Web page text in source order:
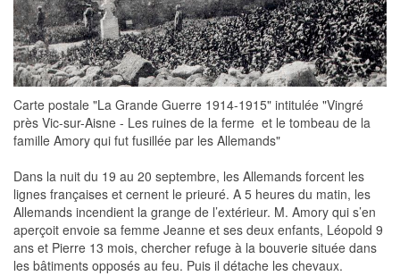
Carte postale "La Grande Guerre 1914-1915" intitulée "Vingré
près Vic-sur-Aisne - Les ruines de la ferme et le tombeau de la
famille Amory qui fut fusillée par les Allemands"
Dans la nuit du 19 au 20 septembre, les Allemands forcent les
lignes françaises et cernent le prieuré. A 5 heures du matin, les
Allemands incendient la grange de l’extérieur. M. Amory qui s’en
aperçoit envoie sa femme Jeanne et ses deux enfants, Léopold 9
ans et Pierre 13 mois, chercher refuge à la bouverie située dans
les bâtiments opposés au feu. Puis il détache les chevaux.